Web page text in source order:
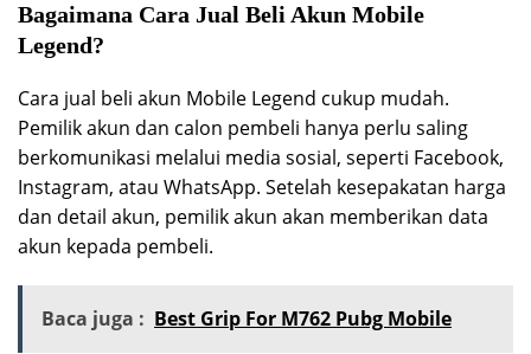
Bagaimana Cara Jual Beli Akun Mobile
Legend?
Cara jual beli akun Mobile Legend cukup mudah.
Pemilik akun dan calon pembeli hanya perlu saling
berkomunikasi melalui media sosial, seperti Facebook,
Instagram, atau WhatsApp. Setelah kesepakatan harga
dan detail akun, pemilik akun akan memberikan data
akun kepada pembeli.
Baca juga : Best Grip For M762 Pubg Mobile